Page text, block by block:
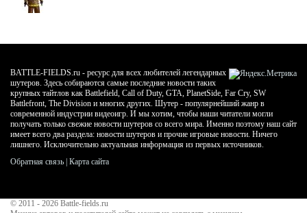
BATTLE-FIELDS.ru - ресурс для всех любителей легендарных
шутеров. Здесь собираются самые последние новости таких
крупных тайтлов как Battlefield, Call of Duty, GTA, PlanetSide, Far Cry, SW
Battlefront, The Division и многих других. Шутер - популярнейший жанр в
современной индустрии видеоигр. И мы хотим, чтобы наши читатели могли
получать только свежие новости шутеров со всего мира. Именно поэтому наш сайт
имеет всего два раздела: новости шутеров и прочие игровые новости. Ничего
лишнего. Исключительно актуальная информация из первых источников.
Обратная связь Карта сайта
© 2011 - 2026 Battle-fields.ru